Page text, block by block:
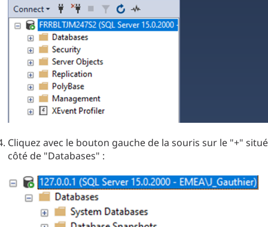
Cliquez avec le bouton gauche de la souris sur le "+"
côté de "Databases" :